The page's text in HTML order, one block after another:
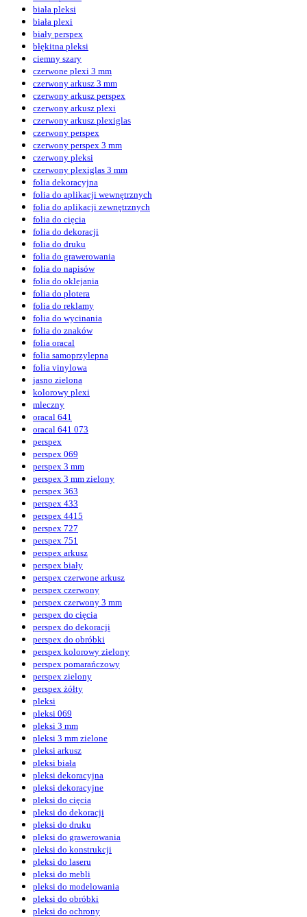
biała pleksi
biała plexi
biały perspex
błękitna pleksi
ciemny szary
czerwone plexi 3 mm
czerwony arkusz 3 mm
czerwony arkusz perspex
czerwony arkusz plexi
czerwony arkusz plexiglas
czerwony perspex
czerwony perspex 3 mm
czerwony pleksi
czerwony plexiglas 3 mm
folia dekoracyjna
folia do aplikacji wewnętrznych
folia do aplikacji zewnętrznych
folia do cięcia
folia do dekoracji
folia do druku
folia do grawerowania
folia do napisów
folia do oklejania
folia do plotera
folia do reklamy
folia do wycinania
folia do znaków
folia oracal
folia samoprzylepna
folia vinylowa
jasno zielona
kolorowy plexi
mleczny
oracal 641
oracal 641 073
perspex
perspex 069
perspex 3 mm
perspex 3 mm zielony
perspex 363
perspex 433
perspex 4415
perspex 727
perspex 751
perspex arkusz
perspex biały
perspex czerwone arkusz
perspex czerwony
perspex czerwony 3 mm
perspex do cięcia
perspex do dekoracji
perspex do obróbki
perspex kolorowy zielony
perspex pomarańczowy
perspex zielony
perspex żółty
pleksi
pleksi 069
pleksi 3 mm
pleksi 3 mm zielone
pleksi arkusz
pleksi biała
pleksi dekoracyjna
pleksi dekoracyjne
pleksi do cięcia
pleksi do dekoracji
pleksi do druku
pleksi do grawerowania
pleksi do konstrukcji
pleksi do laseru
pleksi do mebli
pleksi do modelowania
pleksi do obróbki
pleksi do ochrony